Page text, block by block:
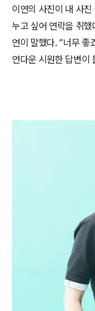
이연의 사진이 내 사
누고 싶어 연락을 취했
연이 말했다. “너무 좋
연다운 시원한 답변이